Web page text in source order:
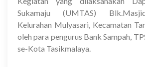
Sukamaju (UMTAS)
Kelurahan Mulyasari, Kecamatan
oleh para pengurus Bank Sampah,
se-Kota Tasikmalaya.